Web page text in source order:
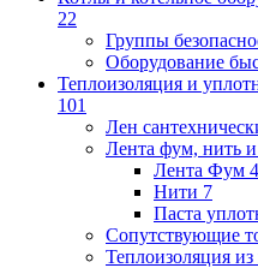
22
Группы
Оборудование
Теплоизоляция и
101
Лен
Лента фум, нить и
Лента Фум 4
Нити 7
Паста
Сопутствующие
Теплоизоляция